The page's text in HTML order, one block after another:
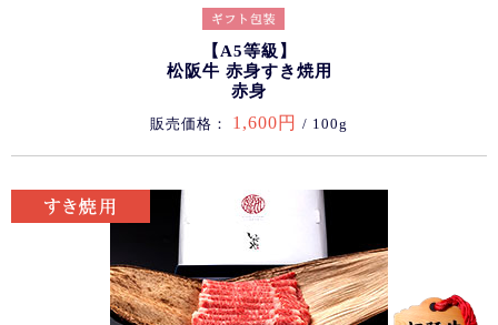
【A5等級】
松阪牛 赤身すき焼用
赤身
販売価格： 1,600円 / 100g